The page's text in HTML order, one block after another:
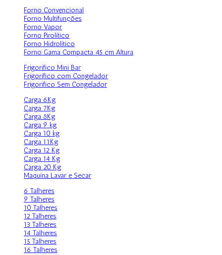
Forno Convencional
Forno Multifunções
Forno Vapor
Forno Pirolítico
Forno Hidrolítico
Forno Gama Compacta 45 cm Altura
Frigorifico Mini Bar
Frigorífico com Congelador
Frigorifico Sem Congelador
Carga 6Kg
Carga 7Kg
Carga 8Kg
Carga 9 kg
Carga 10 kg
Carga 11Kg
Carga 12 Kg
Carga 14 Kg
Carga 20 Kg
Maquina Lavar e Secar
6 Talheres
9 Talheres
10 Talheres
12 Talheres
13 Talheres
14 Talheres
15 Talheres
16 Talheres